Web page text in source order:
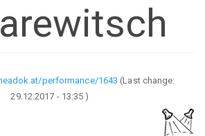
performance/1643 (Last change:
29.12.2017 - 13:35 )